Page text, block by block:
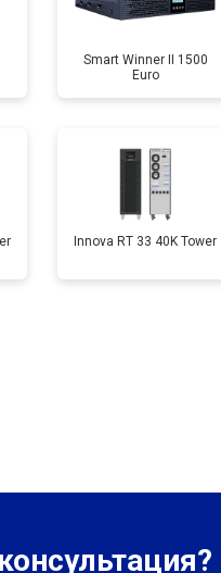
Smart Winner II 1500
Euro
Innova RT 33 40K Tower